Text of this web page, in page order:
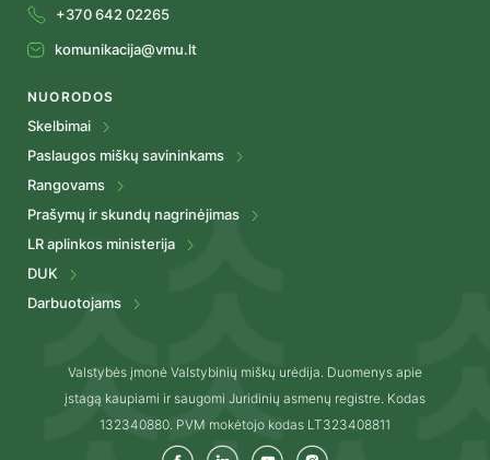
+370 642 02265
komunikacija@vmu.lt
NUORODOS
Skelbimai
Paslaugos miškų savininkams
Rangovams
Prašymų ir skundų nagrinėjimas
LR aplinkos ministerija
DUK
Darbuotojams
Valstybės įmonė Valstybinių miškų urėdija. Duomenys apie
įstagą kaupiami ir saugomi Juridinių asmenų registre. Kodas
132340880. PVM mokėtojo kodas LT323408811